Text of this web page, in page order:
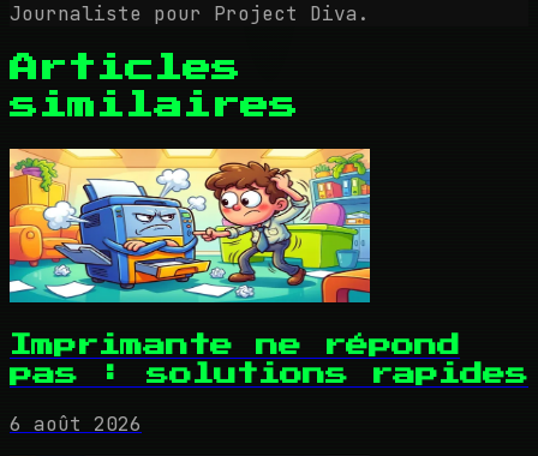
Journaliste pour Project Diva.
Articles
similaires
Imprimante ne répond
pas : solutions rapides
6 août 2026